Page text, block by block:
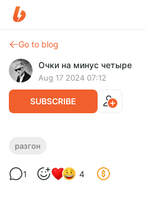
Go to blog
Очки на минус четыре
Aug 17 2024 07:12
SUBSCRIBE
5. РазГон про "A Quiet
Сегодня поговорим про одну из
Смотрю фильмы в
разгон
1 4